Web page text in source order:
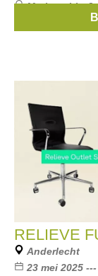
Merken:Liu Jo
RELIEVE
Anderlecht
23 mei 2025